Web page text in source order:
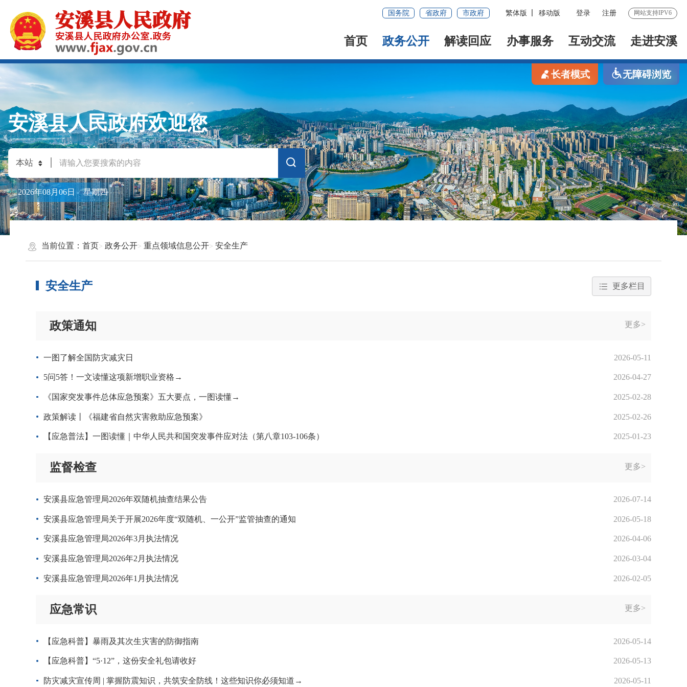
国务院 省政府 市政府 繁体版 移动版 登录 注册 网站支持IPV6
首页 政务公开 解读回应 办事服务 互动交流 走进安溪
长者模式 无障碍浏览
安溪县人民政府欢迎您
2026年08月06日 星期四
当前位置： 首页 政务公开 重点领域信息公开 安全生产
安全生产 更多栏目
政策通知 更多>
一图了解全国防灾减灾日 2026-05-11
5问5答！一文读懂这项新增职业资格→ 2026-04-27
《国家突发事件总体应急预案》五大要点，一图读懂→ 2025-02-28
政策解读丨《福建省自然灾害救助应急预案》 2025-02-26
【应急普法】一图读懂｜中华人民共和国突发事件应对法（第八章103-106条） 2025-01-23
监督检查 更多>
安溪县应急管理局2026年双随机抽查结果公告 2026-07-14
安溪县应急管理局关于开展2026年度“双随机、一公开”监管抽查的通知 2026-05-18
安溪县应急管理局2026年3月执法情况 2026-04-06
安溪县应急管理局2026年2月执法情况 2026-03-04
安溪县应急管理局2026年1月执法情况 2026-02-05
应急常识 更多>
【应急科普】暴雨及其次生灾害的防御指南 2026-05-14
【应急科普】“5·12”，这份安全礼包请收好 2026-05-13
防灾减灾宣传周 | 掌握防震知识，共筑安全防线！这些知识你必须知道→ 2026-05-11